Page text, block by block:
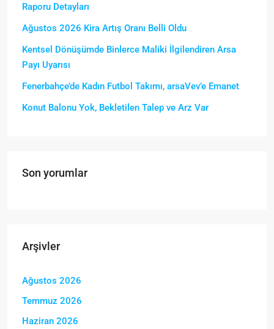
Raporu Detayları
Ağustos 2026 Kira Artış Oranı Belli Oldu
Kentsel Dönüşümde Binlerce Maliki İlgilendiren Arsa
Payı Uyarısı
Fenerbahçe’de Kadın Futbol Takımı, arsaVev’e Emanet
Konut Balonu Yok, Bekletilen Talep ve Arz Var
Son yorumlar
Arşivler
Ağustos 2026
Temmuz 2026
Haziran 2026